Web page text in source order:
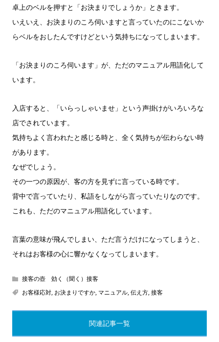
卓上のベルを押すと「お決まりでしょうか」ときます。
いえいえ、お決まりのころ伺いますと言っていたのにこないか
らベルをおしたんですけどという気持ちになってしまいます。
「お決まりのころ伺います」が、ただのマニュアル用語化して
います。
入店すると、「いらっしゃいませ」という声掛けがいろいろな
店でされています。
気持ちよく言われたと感じる時と、全く気持ちが伝わらない時
があります。
なぜでしょう。
その一つの原因が、客の方を見ずに言っている時です。
背中で言っていたり、私語をしながら言っていたりなのです。
これも、ただのマニュアル用語化しています。
言葉の意味が飛んでしまい、ただ言うだけになってしまうと、
それはお客様の心に響かなくなってしまいます。
接客の壺 効く（聞く）接客
お客様応対, お決まりですか, マニュアル,伝え方,接客
関連記事一覧